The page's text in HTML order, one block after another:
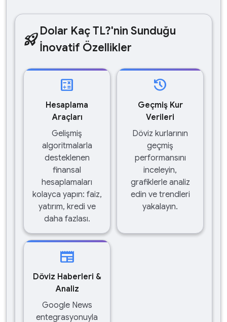
rocket_launchDolar Kaç TL?'nin Sunduğu
İnovatif Özellikler
calculate
Hesaplama
Araçları
Gelişmiş
algoritmalarla
desteklenen
finansal
hesaplamaları
kolayca yapın: faiz,
yatırım, kredi ve
daha fazlası.
history
Geçmiş Kur
Verileri
Döviz kurlarının
geçmiş
performansını
inceleyin,
grafiklerle analiz
edin ve trendleri
yakalayın.
newspaper
Döviz Haberleri &
Analiz
Google News
entegrasyonuyla